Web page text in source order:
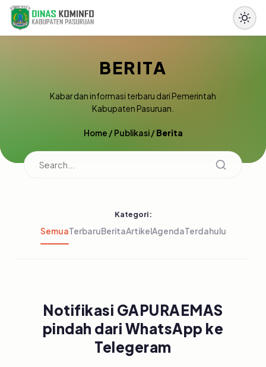
BERITA
Kabar dan informasi terbaru dari Pemerintah
Kabupaten Pasuruan.
Home /Publikasi/Berita
Kategori:
SemuaTerbaruBeritaArtikelAgendaTerdahulu
Notifikasi GAPURAEMAS
pindah dari WhatsApp ke
Telegeram